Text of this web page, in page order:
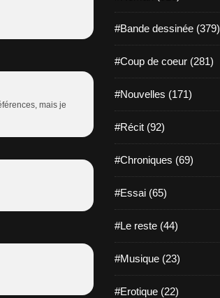
mais je
#Bande dessinée (379)
#Coup de coeur (281)
#Nouvelles (171)
#Récit (92)
#Chroniques (69)
#Essai (65)
#Le reste (44)
#Musique (23)
#Erotique (22)